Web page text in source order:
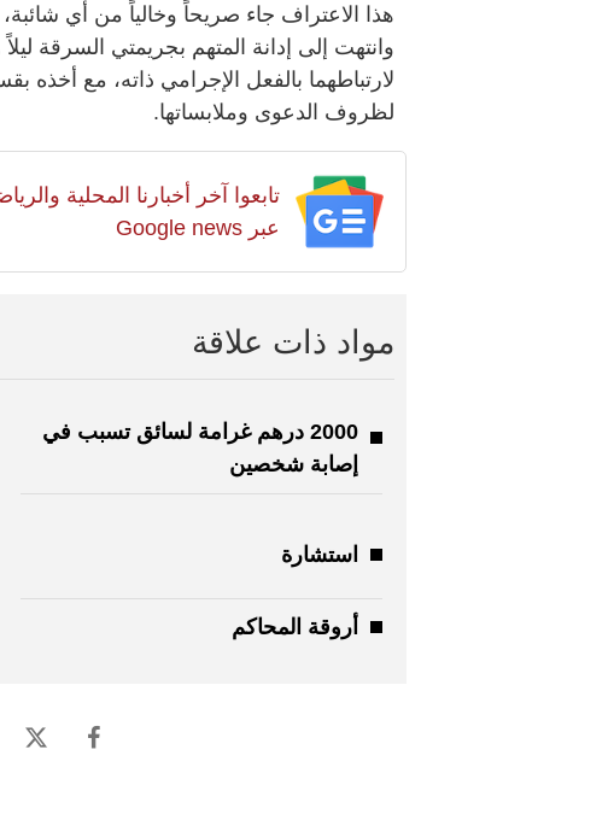
هذا الاعتراف جاء صريحاً وخالياً من أي شائبة،
وانتهت إلى إدانة المتهم بجريمتي السرقة
لارتباطهما بالفعل الإجرامي ذاته، مع أخذه
لظروف الدعوى وملابساتها.
تابعوا آخر أخبارنا المحلية
عبر Google news
مواد ذات علاقة
2000 درهم غرامة لسائق تسبب في
إصابة شخصين
استشارة
أروقة المحاكم